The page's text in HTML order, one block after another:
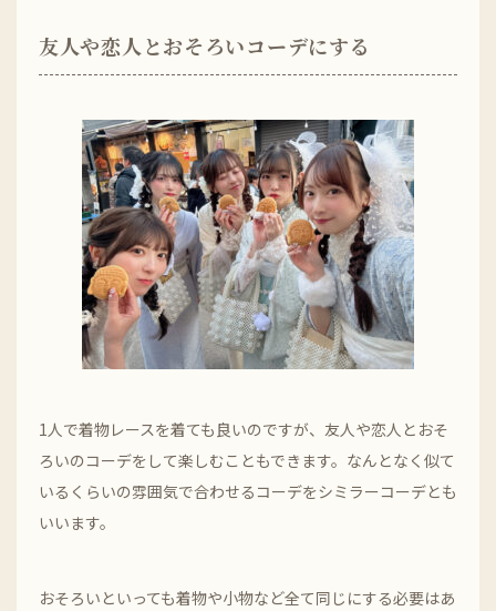
友人や恋人とおそろいコーデにする
1人で着物レースを着ても良いのですが、友人や恋人とおそ
ろいのコーデをして楽しむこともできます。なんとなく似て
いるくらいの雰囲気で合わせるコーデをシミラーコーデとも
いいます。
おそろいといっても着物や小物など全て同じにする必要はあ